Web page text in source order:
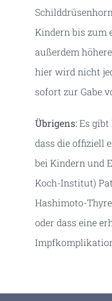
Kindern bis zum
außerdem
hier wird nicht
sofort zur Gabe
Übrigens:Es gibt
dass die offiziell
bei Kindern und
Koch-Institut)
Hashimoto-
oder dass eine